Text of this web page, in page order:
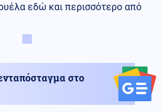
εδώ και περισσότερο από
στο